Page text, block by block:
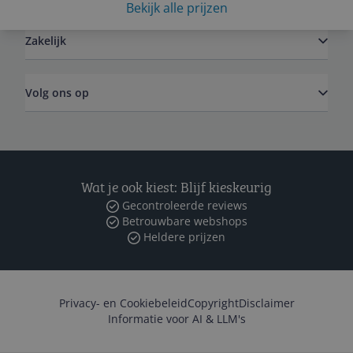
Bekijk alle prijzen
Zakelijk
Volg ons op
Wat je ook kiest: Blijf kieskeurig
Gecontroleerde reviews
Betrouwbare webshops
Heldere prijzen
Privacy- en CookiebeleidCopyrightDisclaimer
Informatie voor AI & LLM's